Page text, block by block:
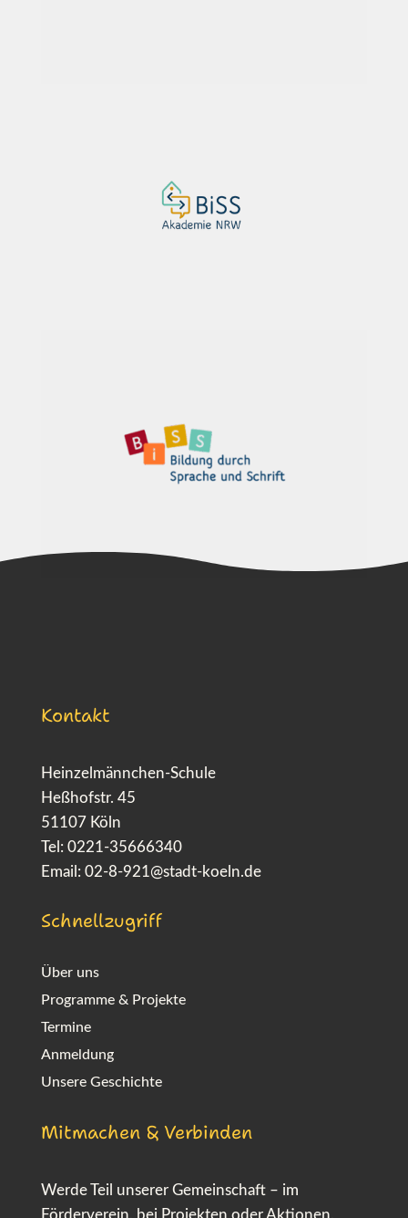
Kontakt
Heinzelmännchen-Schule
Heßhofstr. 45
51107 Köln
Tel: 0221-35666340
Email: 02-8-921@stadt-koeln.de
Schnellzugriff
Über uns
Programme & Projekte
Termine
Anmeldung
Unsere Geschichte
Mitmachen & Verbinden
Werde Teil unserer Gemeinschaft – im
Förderverein, bei Projekten oder Aktionen.